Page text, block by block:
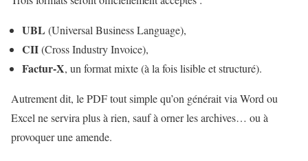
UBL (Universal Business Language),
CII(Cross Industry Invoice),
Factur-X, un format mixte (à la fois lisible et structuré).
Autrement dit, le PDF tout simple qu’on générait via Word ou
Excel ne servira plus à rien, sauf à orner les archives… ou à
provoquer une amende.